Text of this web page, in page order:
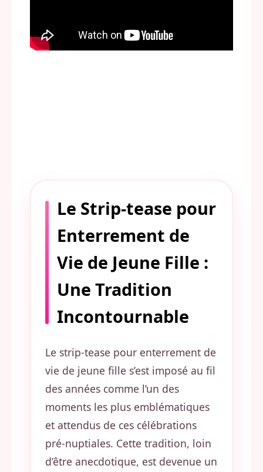
Le Strip-tease pour
Enterrement de
Vie de Jeune Fille :
Une Tradition
Incontournable
Le strip-tease pour enterrement de
vie de jeune fille s’est imposé au fil
des années comme l’un des
moments les plus emblématiques
et attendus de ces célébrations
pré-nuptiales. Cette tradition, loin
d’être anecdotique, est devenue un